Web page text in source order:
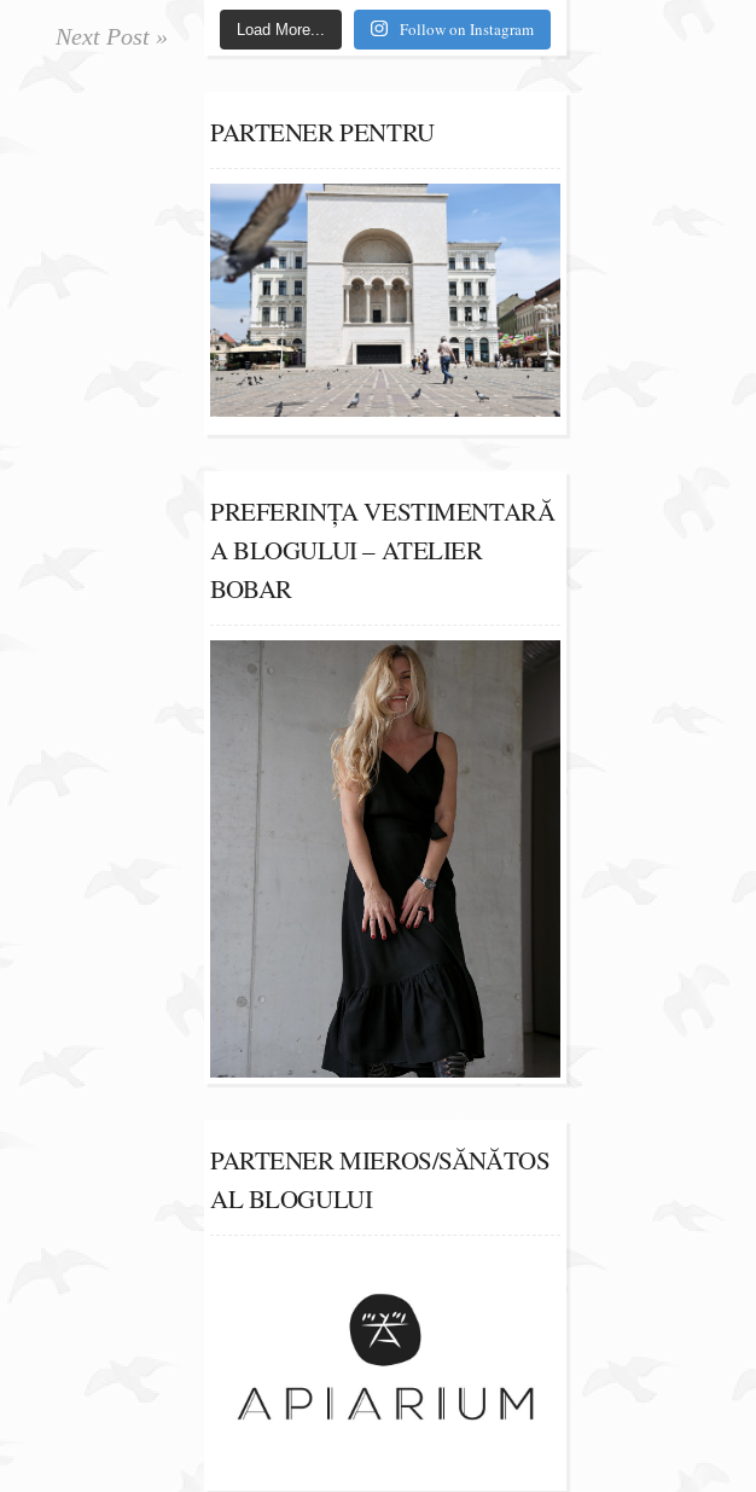
Next Post » Load More... Follow on Instagram
PARTENER PENTRU
PREFERINȚA VESTIMENTARĂ
A BLOGULUI – ATELIER
BOBAR
PARTENER MIEROS/SĂNĂTOS
AL BLOGULUI